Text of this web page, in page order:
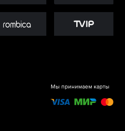
Мы принимаем карты